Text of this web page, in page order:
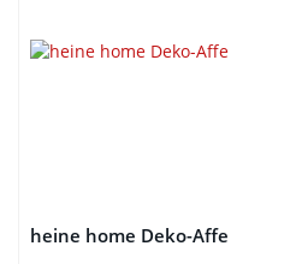
heine home Deko-Affe